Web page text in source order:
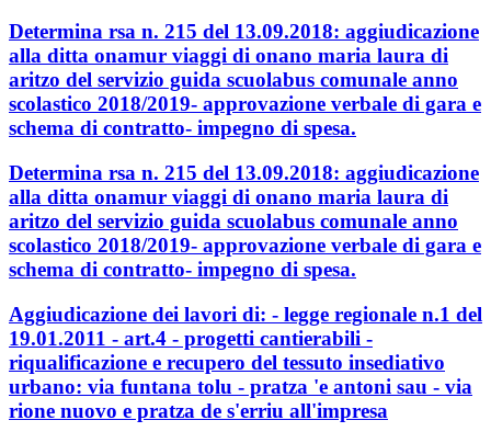
Determina rsa n. 215 del 13.09.2018: aggiudicazione
alla ditta onamur viaggi di onano maria laura di
aritzo del servizio guida scuolabus comunale anno
scolastico 2018/2019- approvazione verbale di gara e
schema di contratto- impegno di spesa.
Determina rsa n. 215 del 13.09.2018: aggiudicazione
alla ditta onamur viaggi di onano maria laura di
aritzo del servizio guida scuolabus comunale anno
scolastico 2018/2019- approvazione verbale di gara e
schema di contratto- impegno di spesa.
Aggiudicazione dei lavori di: - legge regionale n.1 del
19.01.2011 - art.4 - progetti cantierabili -
riqualificazione e recupero del tessuto insediativo
urbano: via funtana tolu - pratza 'e antoni sau - via
rione nuovo e pratza de s'erriu all'impresa